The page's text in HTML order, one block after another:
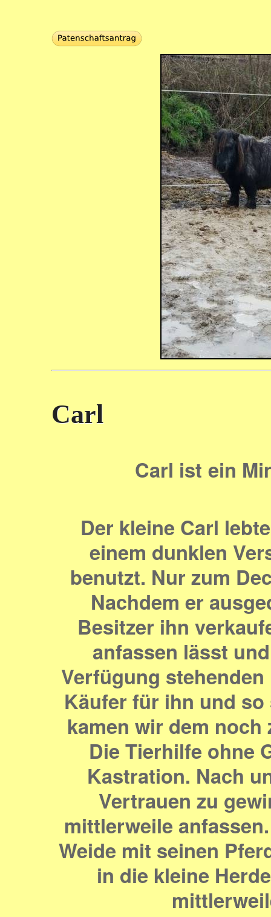
Carl
Carl ist ein
Der kleine Carl
einem dunklen
benutzt. Nur zum
Nachdem er
Besitzer ihn
anfassen lässt
Verfügung
Käufer für ihn und
kamen wir dem
Die Tierhilfe ohne
Kastration. Nach
Vertrauen zu
mittlerweile
Weide mit seinen
in die kleine